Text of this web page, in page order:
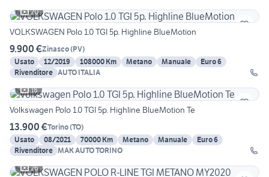
20
VOLKSWAGEN Polo 1.0 TGI 5p. Highline BlueMotion
9.900 €Zinasco(PV)
Usato
12/2019 108000 Km Metano Manuale
Euro 6
Rivenditore AUTO ITALIA
18
Volkswagen Polo 1.0 TGI 5p. Highline BlueMotion Te
13.900 €Torino(TO)
Usato
08/2021 70000 Km Metano Manuale
Euro 6
Rivenditore MAK AUTO TORINO
26